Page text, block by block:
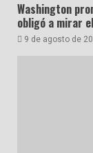
Washington
obligó a mirar
9 de agosto de